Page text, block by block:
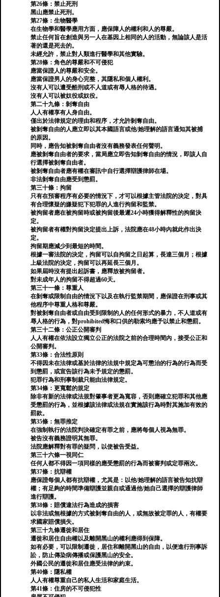
第26條：禁止死刑
黑山應禁止死刑。
第27條：生物醫學
在生物學和醫學應用方面，應保障人的權利和人的尊嚴。
禁止任何旨在創造與另一人在基因上相同的人的活動，無論該人是活
著的還是死去的。
未經允許，禁止對人類進行醫學和其他實驗。
第28條：角色的尊嚴和不可侵犯
應當保證人的尊嚴和安全。
應當保證男人的身心完整，其隱私和個人權利。
沒有人可以遭受酷刑或不人道或有辱人格的待遇。
沒有人可以被奴役或奴役。
第二十九條：剝奪自由
人人有權享有人身自由。
僅出於法律規定的理由和程序，才允許剝奪自由。
被剝奪自由的人應立即以其本國語言或他/她理解的語言通知其被捕
的原因。
同時，應告知被剝奪自由者沒有義務發表任何聲明。
應被剝奪自由者的要求，當局應立即告知剝奪自由的情況，即該人自
行選擇被剝奪自由者。
被剝奪自由者應有權在審訊中自行選擇辯護律師在場。
非法剝奪自由應受到懲罰。
第三十條：拘留
只有在預審程序有必要的情況下，才可以根據主管法院的決定，對具
有合理懷疑的嫌疑犯下犯罪的人進行拘留和監禁。
被拘留者應在被拘留時或被拘留後最遲24小時獲得解釋性的拘留決
定。
被拘留者有權對拘留決定提出上訴，法院應在48小時內就此作出決
定。
拘留期應減少到最短的時間。
根據一審法院的決定，拘留可以自拘留之日起算，長達三個月；根據
上級法院的決定，拘留可以再延長三個月。
如果屆時沒有提出起訴書，應釋放被拘留者。
對未成年人的拘留不得超過60天。
第三十一條：尊重人
在剝奪或限制自由的情況下以及在執行監禁期間，應保證在刑事或其
他程序中尊重人格和尊嚴。
對被剝奪自由者或自由受到限制的人的任何形式的暴力，不人道或有
辱人格的行為，對prohibited悔和口供的勒索均應予以禁止和懲罰。
第三十二條：公正公開審判
人人有權在依法設立獨立公正的法院之前的合理時間內，接受公正和
公開審判。
第33條：合法性原則
不得因未在法律或基於法律的法規中規定為可懲治的行為的行為而受
到懲罰，或宣告該行為未予規定的懲罰。
犯罪行為和刑事制裁只能由法律規定。
第34條：更寬鬆的規定
除非有新的法律或法規對肇事者更為寬容，否則應確立犯罪和其他應
受懲罰的行為，並根據該法律或法規在實施該行為時對其施加有效的
罰款。
第35條：無罪推定
在強制執行的法院判決確定有罪之前，應將每個人視為無罪。
被告沒有義務證明其無罪。
法院應解釋對有罪的疑問，以使被告受益。
第三十六條一視同仁
任何人都不得因一項同樣的應受懲罰的行為而被審判或定罪兩次。
第37條：抗辯權
應保證每個人都有抗辯權，尤其是：以他/她理解的語言被告知抗辯
權；有足夠的時間準備辯護並親自或通過他/她自己選擇的辯護律師
進行辯護。
第38條：賠償違法行為造成的損害
以非法或無根據的方式被剝奪自由的人，或無故被定罪的人，有權要
求國家賠償損失。
第三十九條遷徙和居住
遷徙和居住自由權以及離開黑山的權利應得到保障。
如有必要，可以限制遷徙，居住和離開黑山的自由，以便進行刑事訴
訟，防止傳染病傳播或保護黑山的安全。
外國公民的遷徙和居住應受法律的約束。
第40條：隱私權
人人有權尊重自己的私人生活和家庭生活。
第41條：住房的不可侵犯性